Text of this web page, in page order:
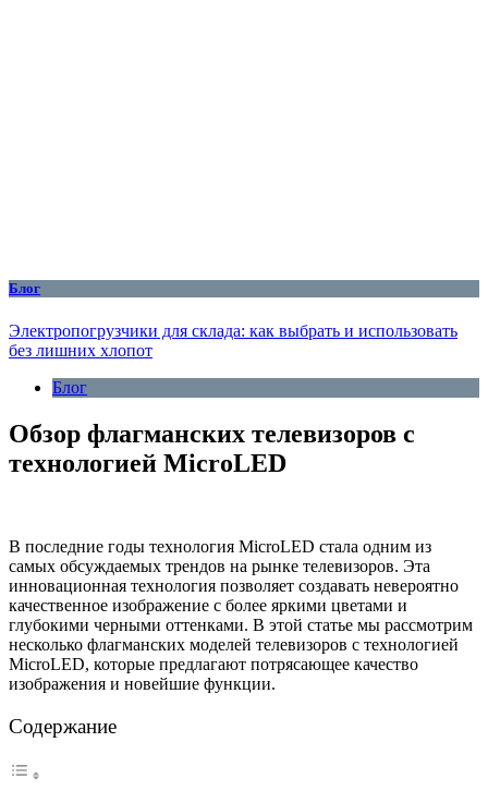
Блог
Электропогрузчики для склада: как выбрать и использовать
без лишних хлопот
Блог
Обзор флагманских телевизоров с
технологией MicroLED
В последние годы технология MicroLED стала одним из
самых обсуждаемых трендов на рынке телевизоров. Эта
инновационная технология позволяет создавать невероятно
качественное изображение с более яркими цветами и
глубокими черными оттенками. В этой статье мы рассмотрим
несколько флагманских моделей телевизоров с технологией
MicroLED, которые предлагают потрясающее качество
изображения и новейшие функции.
Содержание